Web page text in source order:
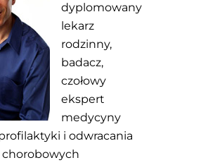
dyplomowany
lekarz
rodzinny,
badacz,
czołowy
ekspert
medycyny
i odwracania